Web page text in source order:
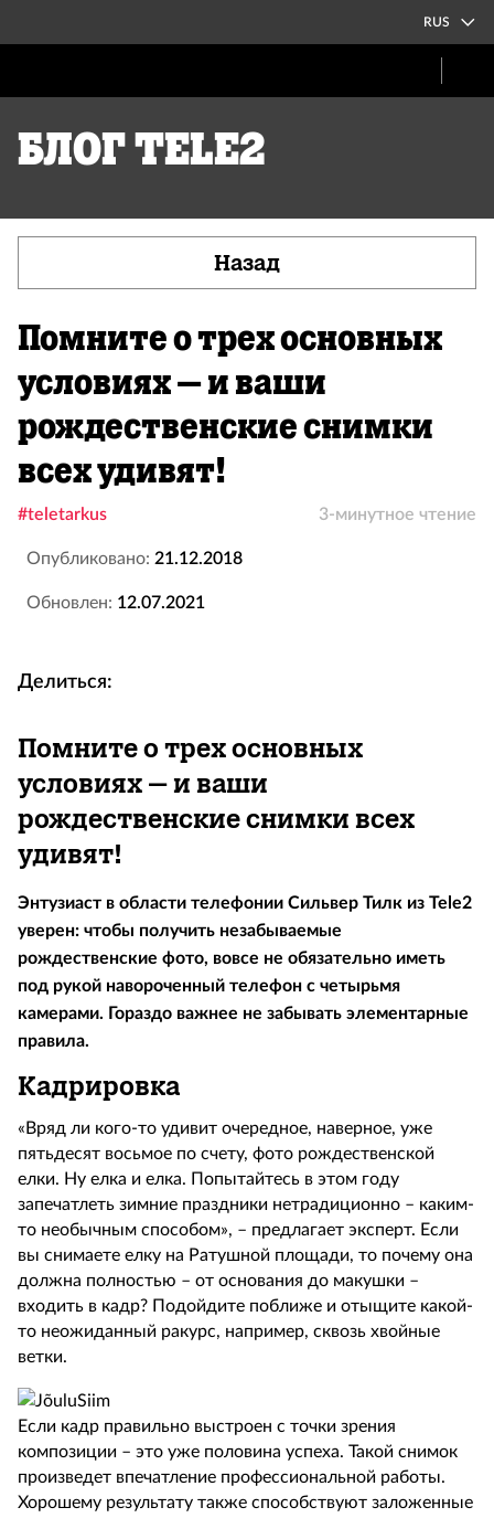
RUS
Блог Tele2
Назад
Помните о трех основных
условиях – и ваши
рождественские снимки
всех удивят!
#teletarkus 3-минутное чтение
Опубликовано: 21.12.2018
Обновлен: 12.07.2021
Делиться:
Помните о трех основных
условиях – и ваши
рождественские снимки всех
удивят!
Энтузиаст в области телефонии Сильвер Тилк из Tele2
уверен: чтобы получить незабываемые
рождественские фото, вовсе не обязательно иметь
под рукой навороченный телефон с четырьмя
камерами. Гораздо важнее не забывать элементарные
правила.
Кадрировка
«Вряд ли кого-то удивит очередное, наверное, уже
пятьдесят восьмое по счету, фото рождественской
елки. Ну елка и елка. Попытайтесь в этом году
запечатлеть зимние праздники нетрадиционно – каким-
то необычным способом», – предлагает эксперт. Если
вы снимаете елку на Ратушной площади, то почему она
должна полностью – от основания до макушки –
входить в кадр? Подойдите поближе и отыщите какой-
то неожиданный ракурс, например, сквозь хвойные
ветки.
Если кадр правильно выстроен с точки зрения
композиции – это уже половина успеха. Такой снимок
произведет впечатление профессиональной работы.
Хорошему результату также способствуют заложенные